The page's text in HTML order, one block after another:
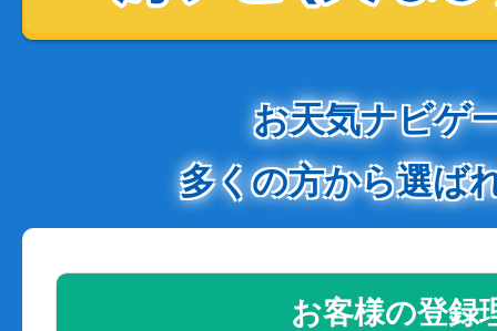
お天気ナビゲ
多くの方から選ば
お客様の登録